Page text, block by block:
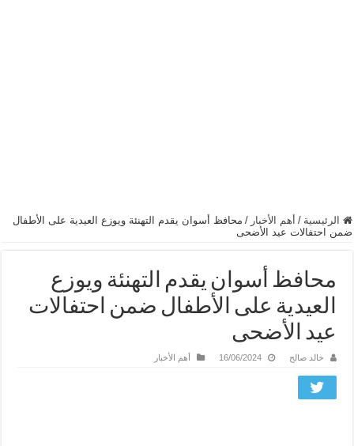
الرئيسية / أهم الأخبار / محافظ أسوان يقدم التهنئة ويوزع العيدية على الأطفال
ضمن احتفالات عيد الأضحى
محافظ أسوان يقدم التهنئة ويوزع
العيدية على الأطفال ضمن احتفالات
عيد الأضحى
خالد صالح 16/06/2024 أهم الأخبار